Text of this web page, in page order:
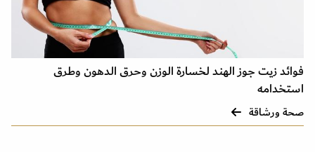
فوائد زيت جوز الهند لخسارة الوزن وحرق الدهون وطرق
استخدامه
صحة ورشاقة